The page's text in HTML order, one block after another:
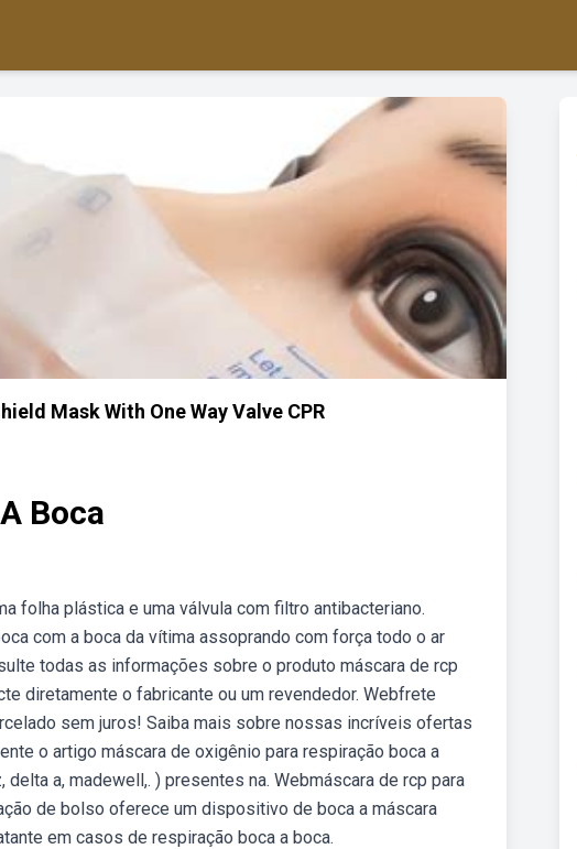
Mask With One Way Valve CPR
Boca
folha plástica e uma válvula com filtro antibacteriano.
com a boca da vítima assoprando com força todo o ar
todas as informações sobre o produto máscara de rcp
diretamente o fabricante ou um revendedor. Webfrete
sem juros! Saiba mais sobre nossas incríveis ofertas
o artigo máscara de oxigênio para respiração boca a
a, madewell,. ) presentes na. Webmáscara de rcp para
de bolso oferece um dispositivo de boca a máscara
em casos de respiração boca a boca.